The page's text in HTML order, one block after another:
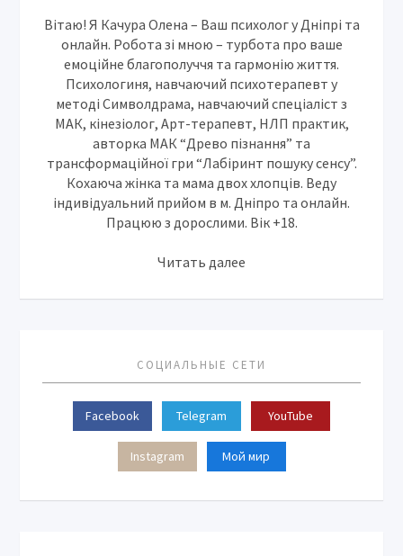
Вітаю! Я Качура Олена – Ваш психолог у Дніпрі та
онлайн. Робота зі мною – турбота про ваше
емоційне благополуччя та гармонію життя.
Психологиня, навчаючий психотерапевт у
методі Символдрама, навчаючий спеціаліст з
МАК, кінезіолог, Арт-терапевт, НЛП практик,
авторка МАК “Древо пізнання” та
трансформаційної гри “Лабіринт пошуку сенсу”.
Кохаюча жінка та мама двох хлопців. Веду
індивідуальний прийом в м. Дніпро та онлайн.
Працюю з дорослими. Вік +18.
Читать далее
СОЦИАЛЬНЫЕ СЕТИ
Facebook Telegram YouTube
Instagram Мой мир